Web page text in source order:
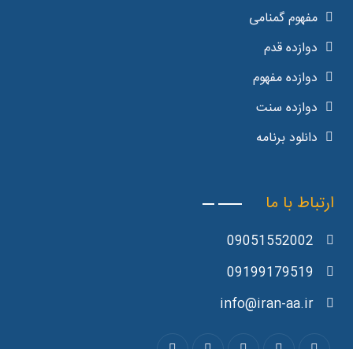
مفهوم گمنامی
دوازده قدم
دوازده مفهوم
دوازده سنت
دانلود برنامه
ارتباط با ما
09051552002
09199179519
info@iran-aa.ir